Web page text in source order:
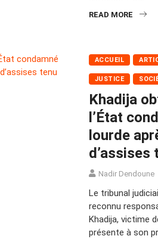
READ MORE
ACCUEIL
JUSTICE
Khadija
l’État
lourde
d’assises
Nadir Dendoune
Le tribunal
reconnu
Khadija, victime
présente à son